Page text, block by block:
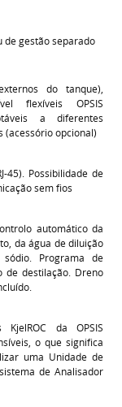
de gestão separado
do tanque),
flexíveis OPSIS
a diferentes
(acessório opcional)
45). Possibilidade de
sem fios
automático da
da água de diluição
Programa de
de destilação. Dreno
da OPSIS
o que significa
uma Unidade de
de Analisador